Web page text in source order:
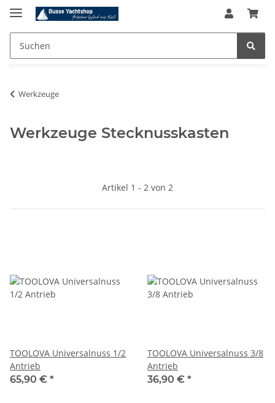
Werkzeuge
Werkzeuge Stecknusskasten
Artikel 1 - 2 von 2
TOOLOVA Universalnuss 1/2
Antrieb
65,90 € *
TOOLOVA Universalnuss 3/8
Antrieb
36,90 € *